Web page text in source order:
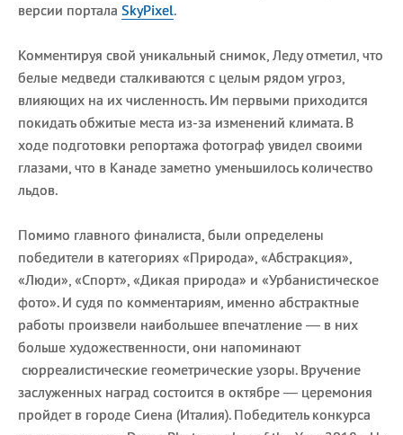
версии портала SkyPixel.
Комментируя свой уникальный снимок, Леду отметил, что
белые медведи сталкиваются с целым рядом угроз,
влияющих на их численность. Им первыми приходится
покидать обжитые места из-за изменений климата. В
ходе подготовки репортажа фотограф увидел своими
глазами, что в Канаде заметно уменьшилось количество
льдов.
Помимо главного финалиста, были определены
победители в категориях «Природа», «Абстракция»,
«Люди», «Спорт», «Дикая природа» и «Урбанистическое
фото». И судя по комментариям, именно абстрактные
работы произвели наибольшее впечатление — в них
больше художественности, они напоминают
сюрреалистические геометрические узоры. Вручение
заслуженных наград состоится в октябре — церемония
пройдет в городе Сиена (Италия). Победитель конкурса